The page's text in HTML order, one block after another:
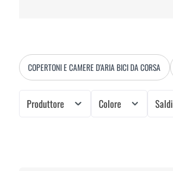
COPERTONI E CAMERE D'ARIA BICI DA CORSA
Produttore Colore Saldi